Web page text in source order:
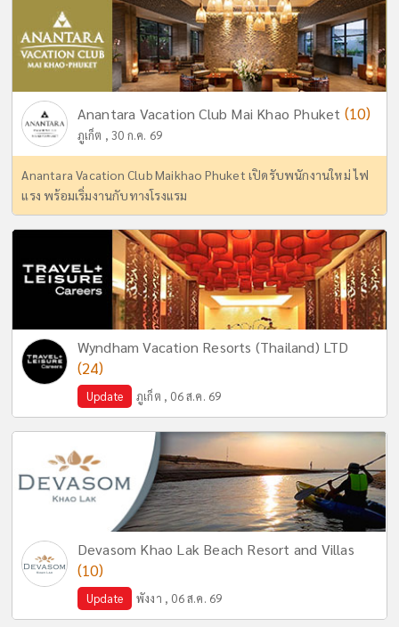
Anantara Vacation Club Mai Khao Phuket (10)
ภูเก็ต , 30 ก.ค. 69
Anantara Vacation Club Maikhao Phuket เปิดรับพนักงานใหม่ ไฟ
แรง พร้อมเริ่มงานกับทางโรงแรม
Wyndham Vacation Resorts (Thailand) LTD
(24)
Update ภูเก็ต , 06 ส.ค. 69
Devasom Khao Lak Beach Resort and Villas
(10)
Update พังงา , 06 ส.ค. 69